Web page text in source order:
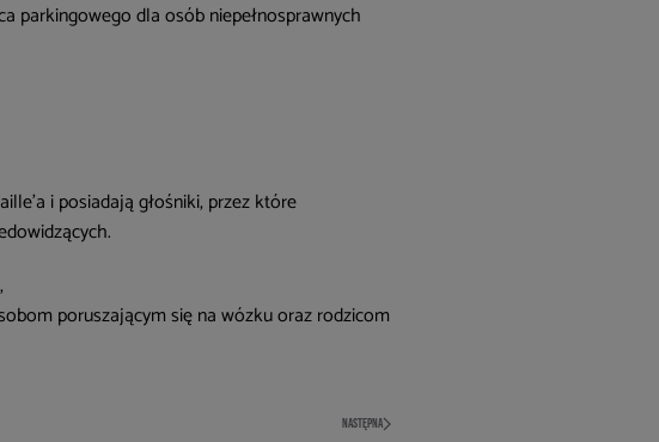
parkingowego dla osób niepełnosprawnych
i posiadają głośniki, przez które
poruszającym się na wózku oraz rodzicom
NASTĘPNA